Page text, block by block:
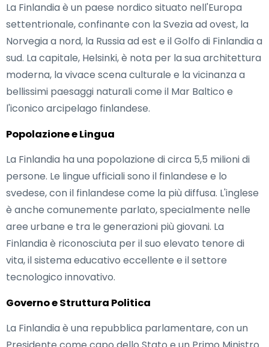
La Finlandia è un paese nordico situato nell'Europa
settentrionale, confinante con la Svezia ad ovest, la
Norvegia a nord, la Russia ad est e il Golfo di Finlandia a
sud. La capitale, Helsinki, è nota per la sua architettura
moderna, la vivace scena culturale e la vicinanza a
bellissimi paesaggi naturali come il Mar Baltico e
l'iconico arcipelago finlandese.
Popolazione e Lingua
La Finlandia ha una popolazione di circa 5,5 milioni di
persone. Le lingue ufficiali sono il finlandese e lo
svedese, con il finlandese come la più diffusa. L'inglese
è anche comunemente parlato, specialmente nelle
aree urbane e tra le generazioni più giovani. La
Finlandia è riconosciuta per il suo elevato tenore di
vita, il sistema educativo eccellente e il settore
tecnologico innovativo.
Governo e Struttura Politica
La Finlandia è una repubblica parlamentare, con un